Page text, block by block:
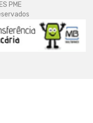
PME